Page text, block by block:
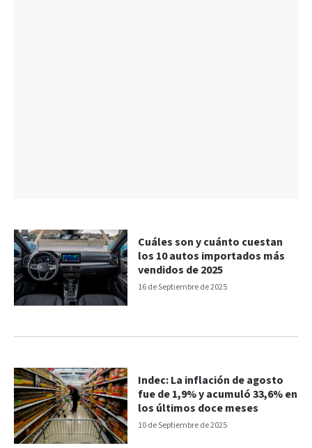
16 de Septiembre de 2025
Cuáles son y cuánto cuestan
los 10 autos importados más
vendidos de 2025
10 de Septiembre de 2025
Indec: La inflación de agosto
fue de 1,9% y acumuló 33,6% en
los últimos doce meses